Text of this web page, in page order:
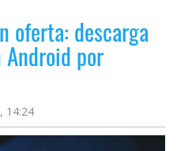
oferta: descarga
por
14:24